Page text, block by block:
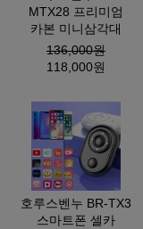
MTX28 프리미엄
카본 미니삼각대
136,000원
118,000원
호루스벤누 BR-TX3
스마트폰 셀카